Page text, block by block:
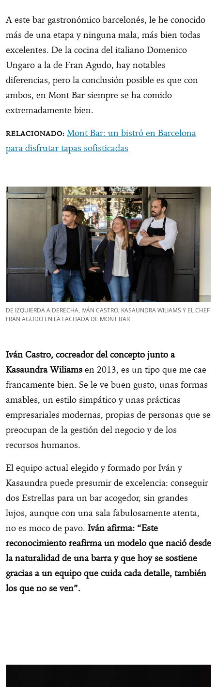
A este bar gastronómico barcelonés, le he conocido
más de una etapa y ninguna mala, más bien todas
excelentes. De la cocina del italiano Domenico
Ungaro a la de Fran Agudo, hay notables
diferencias, pero la conclusión posible es que con
ambos, en Mont Bar siempre se ha comido
extremadamente bien.
Mont Bar: un bistró en Barcelona
para disfrutar tapas sofisticadas
DE IZQUIERDA A DERECHA, IVÁN CASTRO, KASAUNDRA WILIAMS Y EL CHEF
FRAN AGUDO EN LA FACHADA DE MONT BAR
Iván Castro, cocreador del concepto junto a
Kasaundra Wiliams en 2013, es un tipo que me cae
francamente bien. Se le ve buen gusto, unas formas
amables, un estilo simpático y unas prácticas
empresariales modernas, propias de personas que se
preocupan de la gestión del negocio y de los
recursos humanos.
El equipo actual elegido y formado por Iván y
Kasaundra puede presumir de excelencia: conseguir
dos Estrellas para un bar acogedor, sin grandes
lujos, aunque con una sala fabulosamente atenta,
no es moco de pavo. Iván afirma: “Este
reconocimiento reafirma un modelo que nació desde
la naturalidad de una barra y que hoy se sostiene
gracias a un equipo que cuida cada detalle, también
los que no se ven”.